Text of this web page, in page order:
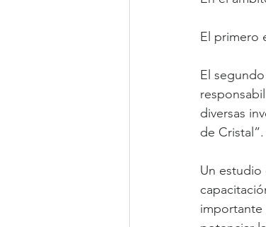
El primero
El
diversas
de Cristal”.
Un estudio
importante